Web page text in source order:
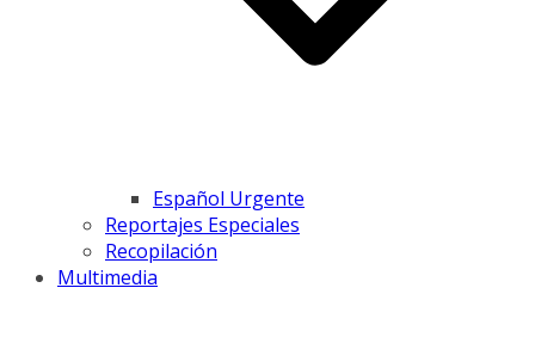
Español Urgente
Reportajes Especiales
Recopilación
Multimedia